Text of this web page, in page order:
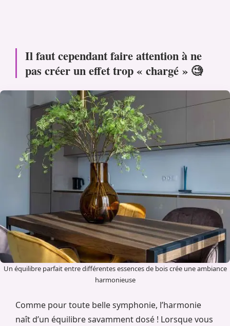
Il faut cependant faire attention à ne
pas créer un effet trop « chargé » 🧐
Un équilibre parfait entre différentes essences de bois crée une ambiance
harmonieuse
Comme pour toute belle symphonie, l’harmonie
naît d’un équilibre savamment dosé ! Lorsque vous